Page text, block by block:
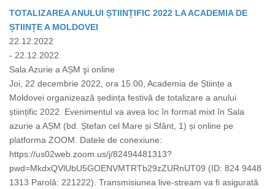
TOTALIZAREA ANULUI ȘTIINȚIFIC 2022 LA ACADEMIA DE
ȘTIINȚE A MOLDOVEI
22.12.2022
- 22.12.2022
Sala Azurie a AȘM şi online
Joi, 22 decembrie 2022, ora 15.00, Academia de Științe a
Moldovei organizează ședința festivă de totalizare a anului
științific 2022. Evenimentul va avea loc în format mixt în Sala
azurie a AȘM (bd. Ștefan cel Mare și Sfânt, 1) și online pe
platforma ZOOM. Datele de conexiune:
https://us02web.zoom.us/j/82494481313?
pwd=MkdxQVlUbU5GOENVMTRTb29zZURnUT09 (ID: 824 9448
1313 Parolă: 221222). Transmisiunea live-stream va fi asigurată